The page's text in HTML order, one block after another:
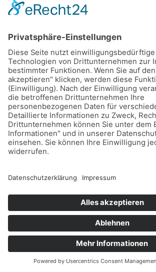
Informationen über Ihr Endgerät
Geolocation
Des Weiteren speichert
in Ihrem Browser, um Ihnen die
Einwilligungen bzw. deren
können. Die so erfassten Daten
gespeichert, bis Sie uns zur
das Usercentrics-Cookie selbst
Zweck für die Datenspeicherung
bleiben unberührt.
Das Usercentrics-Banner auf
wurde mit Hilfe von eRecht24
erkennen Sie daran, dass im
eRecht24 auftaucht. Um das
Banner auszuspielen, wird eine